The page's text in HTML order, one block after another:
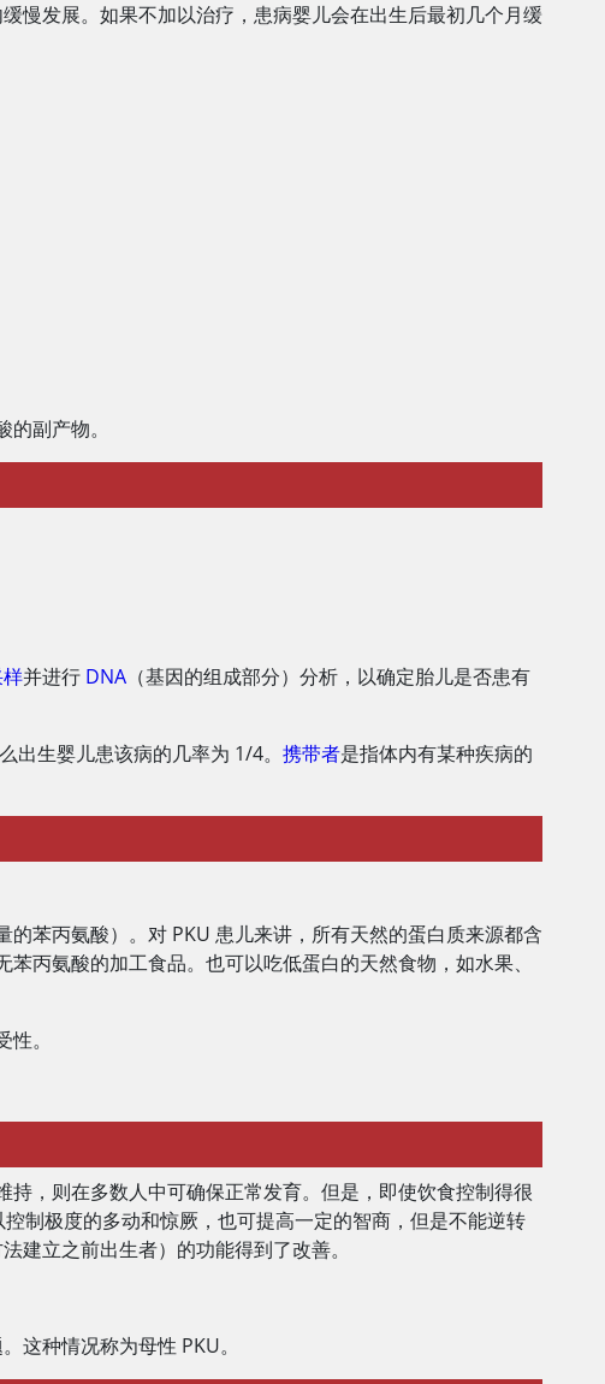
慢发展。如果不加以治疗，患病婴儿会在出生后最初几个月缓
副产物。
并进行 DNA （基因的组成部分）分析，以确定胎儿是否患有
生婴儿患该病的几率为 1/4。 携带者是指体内有某种疾病的
苯丙氨酸）。对 PKU 患儿来讲，所有天然的蛋白质来源都含
丙氨酸的加工食品。也可以吃低蛋白的天然食物，如水果、
。
，则在多数人中可确保正常发育。但是，即使饮食控制得很
制极度的多动和惊厥，也可提高一定的智商，但是不能逆转
建立之前出生者）的功能得到了改善。
这种情况称为母性 PKU。